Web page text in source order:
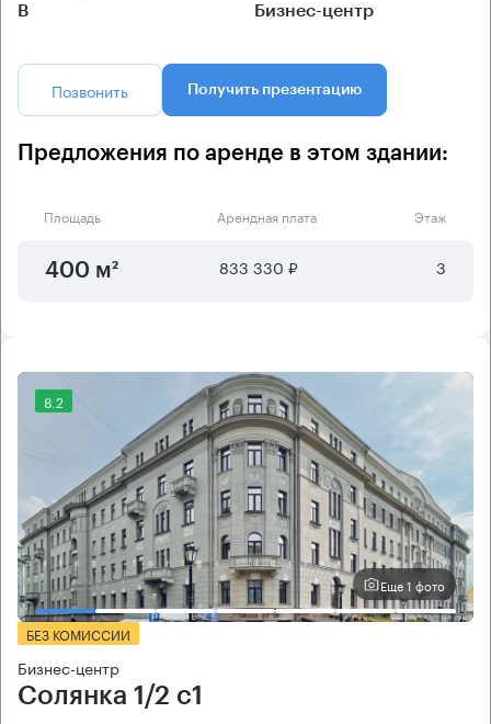
B Бизнес-центр
Позвонить Получить презентацию
Предложения по аренде в этом здании:
Площадь Арендная плата Этаж
400 м² 833 330 ₽ 3
8.2
Еще 1 фото
БЕЗ КОМИССИИ
Бизнес-центр
Солянка 1/2 с1